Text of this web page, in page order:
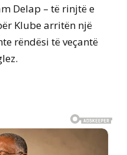
Delap – të rinjtë e
Klube arritën një
rëndësi të veçantë